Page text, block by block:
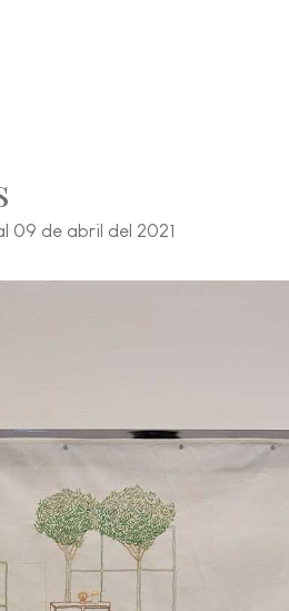
09 de abril del 2021